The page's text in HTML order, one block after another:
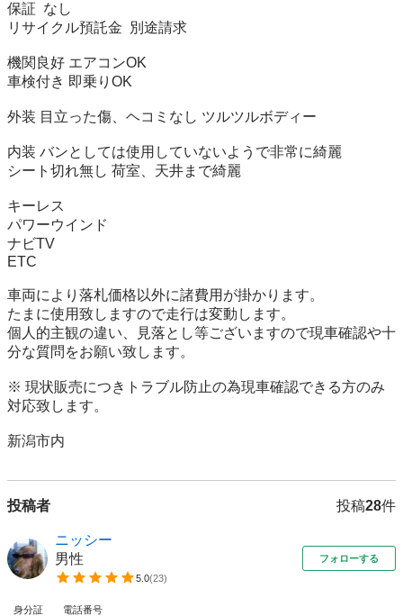
保証  なし
リサイクル預託金  別途請求
機関良好 エアコンOK
車検付き 即乗りOK
外装 目立った傷、ヘコミなし ツルツルボディー
内装 バンとしては使用していないようで非常に綺麗
シート切れ無し 荷室、天井まで綺麗
キーレス
パワーウインド
ナビTV
ETC
車両により落札価格以外に諸費用が掛かります。
たまに使用致しますので走行は変動します。
個人的主観の違い、見落とし等ございますので現車確認や十
分な質問をお願い致します。
※ 現状販売につきトラブル防止の為現車確認できる方のみ
対応致します。
新潟市内
投稿者 投稿28件
ニッシー
男性
5.0(23)
フォローする
身分証 電話番号